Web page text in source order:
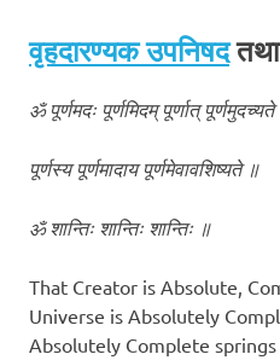
वृहदारण्यक उपनिषद
ॐ पूर्णमदः पूर्णमिदम् पूर्णात्
पूर्णस्य पूर्णमादाय पूर्णमेवावशिष्यते ॥
ॐ शान्तिः शान्तिः शान्तिः ॥
That Creator is Absolute,
Universe is Absolutely
Absolutely Complete